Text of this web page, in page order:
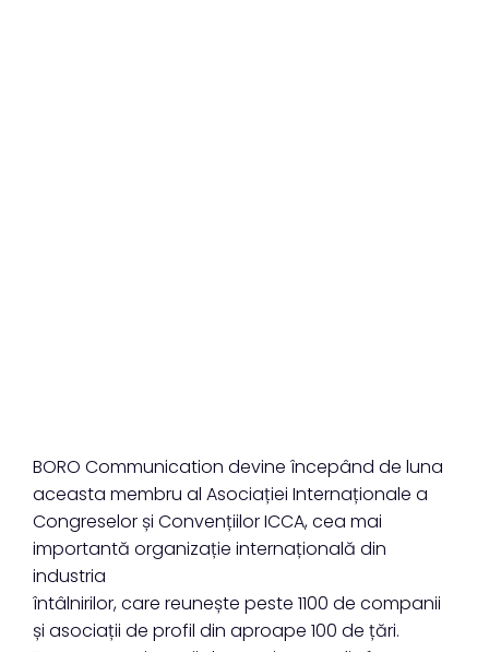
BORO Communication devine începând de luna
aceasta membru al Asociației Internaționale a
Congreselor și Convențiilor ICCA, cea mai
importantă organizație internațională din
industria
întâlnirilor, care reunește peste 1100 de companii
și asociații de profil din aproape 100 de țări.